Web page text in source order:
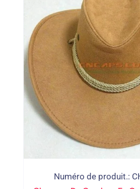
Numéro de produit.: